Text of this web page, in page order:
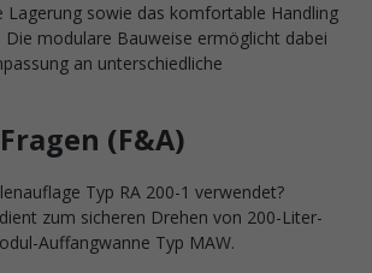
Lagerung sowie das komfortable Handling
Die modulare Bauweise ermöglicht dabei
an unterschiedliche
(F&A)
Typ RA 200-1 verwendet?
zum sicheren Drehen von 200-Liter-
Auffangwanne Typ MAW.